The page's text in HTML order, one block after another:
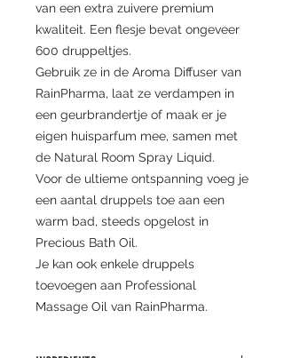
van een extra zuivere premium
kwaliteit. Een flesje bevat ongeveer
600 druppeltjes.
Gebruik ze in de Aroma Diffuser van
RainPharma, laat ze verdampen in
een geurbrandertje of maak er je
eigen huisparfum mee, samen met
de Natural Room Spray Liquid.
Voor de ultieme ontspanning voeg je
een aantal druppels toe aan een
warm bad, steeds opgelost in
Precious Bath Oil.
Je kan ook enkele druppels
toevoegen aan Professional
Massage Oil van RainPharma.